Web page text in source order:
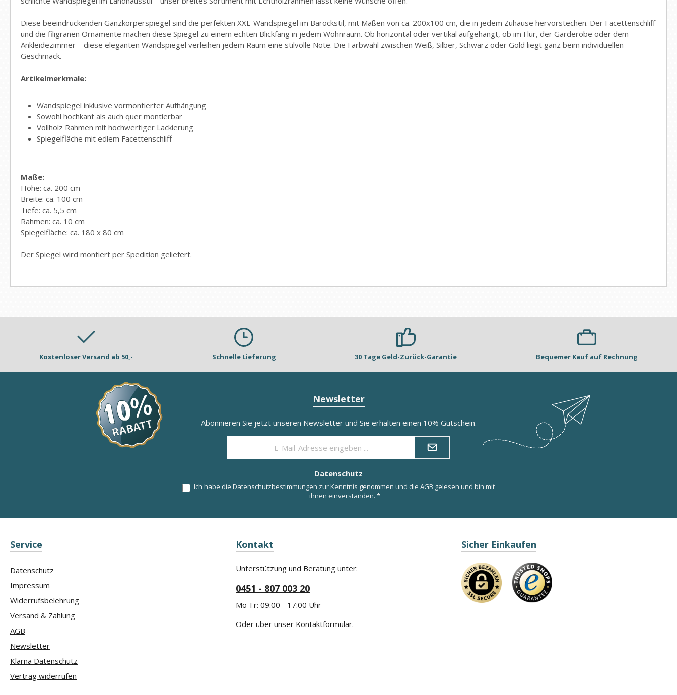
Diese beeindruckenden Ganzkörperspiegel sind die perfekten XXL-Wandspiegel im Barockstil, mit Maßen von ca. 200x100 cm, die in jedem Zuhause hervorstechen. Der Facettenschliff
und die filigranen Ornamente machen diese Spiegel zu einem echten Blickfang in jedem Wohnraum. Ob horizontal oder vertikal aufgehängt, ob im Flur, der Garderobe oder dem
Ankleidezimmer – diese eleganten Wandspiegel verleihen jedem Raum eine stilvolle Note. Die Farbwahl zwischen Weiß, Silber, Schwarz oder Gold liegt ganz beim individuellen
Geschmack.
Artikelmerkmale:
Wandspiegel inklusive vormontierter Aufhängung
Sowohl hochkant als auch quer montierbar
Vollholz Rahmen mit hochwertiger Lackierung
Spiegelfläche mit edlem Facettenschliff
Maße:
Höhe: ca. 200 cm
Breite: ca. 100 cm
Tiefe: ca. 5,5 cm
Rahmen: ca. 10 cm
Spiegelfläche: ca. 180 x 80 cm
Der Spiegel wird montiert per Spedition geliefert.
Kostenloser Versand ab 50,- Schnelle Lieferung 30 Tage Geld-Zurück-Garantie Bequemer Kauf auf Rechnung
Newsletter
Abonnieren Sie jetzt unseren Newsletter und Sie erhalten einen 10% Gutschein.
Datenschutz
Ich habe die Datenschutzbestimmungen zur Kenntnis genommen und die AGB gelesen und bin mit
ihnen einverstanden. *
Service
Datenschutz
Impressum
Widerrufsbelehrung
Versand & Zahlung
AGB
Newsletter
Klarna Datenschutz
Vertrag widerrufen
Kontakt
Unterstützung und Beratung unter:
0451 - 807 003 20
Mo-Fr: 09:00 - 17:00 Uhr
Oder über unser Kontaktformular.
Sicher Einkaufen